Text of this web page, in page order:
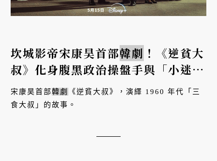
坎城影帝宋康昊首部韓劇 ！《逆貧大
叔》化身腹黑政治操盤手與「小迷
糊」李奎炯飆戲
宋康昊首部韓劇
《逆貧大叔》，演繹 1960 年代「三
食大叔」的故事。